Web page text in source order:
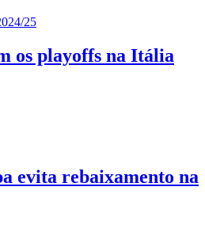
25
os playoffs na Itália
evita rebaixamento na